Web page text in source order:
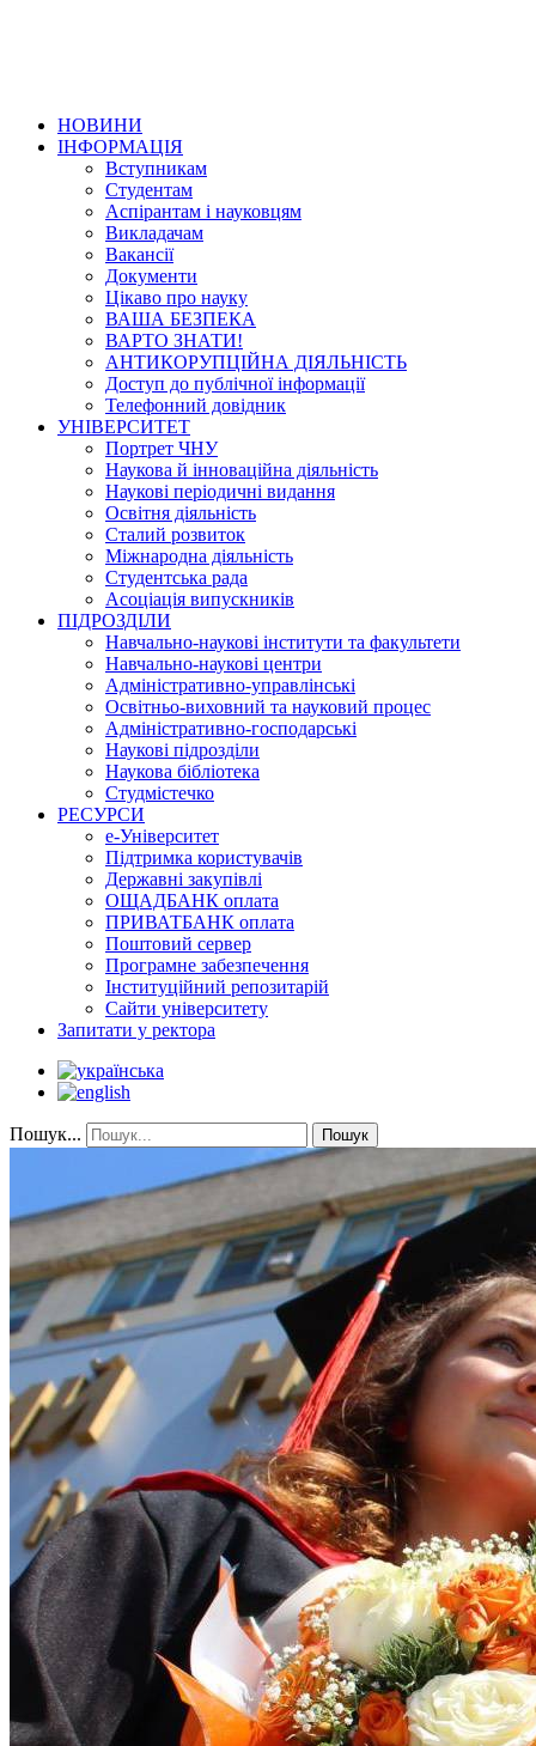
НОВИНИ
ІНФОРМАЦІЯ
Вступникам
Студентам
Аспірантам і науковцям
Викладачам
Вакансії
Документи
Цікаво про науку
ВАША БЕЗПЕКА
ВАРТО ЗНАТИ!
АНТИКОРУПЦІЙНА ДІЯЛЬНІСТЬ
Доступ до публічної інформації
Телефонний довідник
УНІВЕРСИТЕТ
Портрет ЧНУ
Наукова й інноваційна діяльність
Наукові періодичні видання
Освітня діяльність
Сталий розвиток
Міжнародна діяльність
Студентська рада
Асоціація випускників
ПІДРОЗДІЛИ
Навчально-наукові інститути та факультети
Навчально-наукові центри
Адміністративно-управлінські
Освітньо-виховний та науковий процес
Адміністративно-господарські
Наукові підрозділи
Наукова бібліотека
Студмістечко
РЕСУРСИ
е-Університет
Підтримка користувачів
Державні закупівлі
ОЩАДБАНК оплата
ПРИВАТБАНК оплата
Поштовий сервер
Програмне забезпечення
Інституційний репозитарій
Сайти університету
Запитати у ректора
Пошук... Пошук